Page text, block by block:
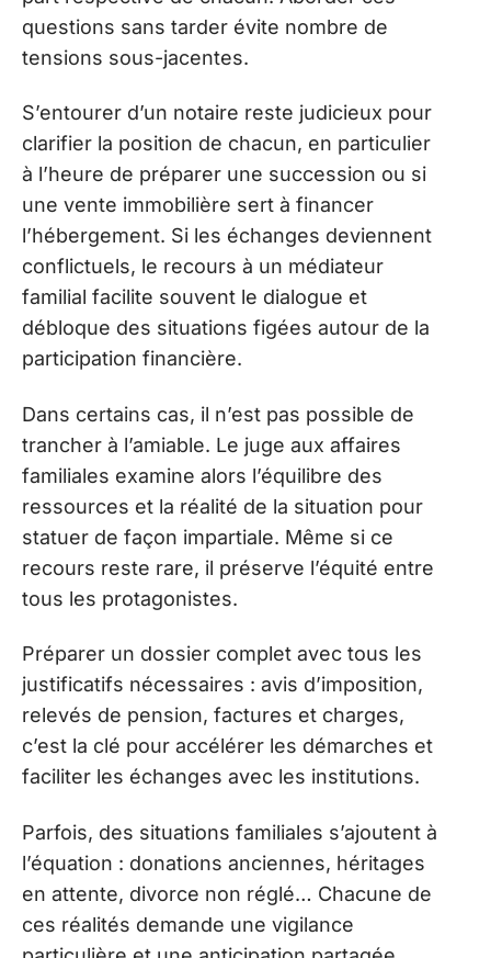
questions sans tarder évite nombre de
tensions sous-jacentes.
S’entourer d’un notaire reste judicieux pour
clarifier la position de chacun, en particulier
à l’heure de préparer une succession ou si
une vente immobilière sert à financer
l’hébergement. Si les échanges deviennent
conflictuels, le recours à un médiateur
familial facilite souvent le dialogue et
débloque des situations figées autour de la
participation financière.
Dans certains cas, il n’est pas possible de
trancher à l’amiable. Le juge aux affaires
familiales examine alors l’équilibre des
ressources et la réalité de la situation pour
statuer de façon impartiale. Même si ce
recours reste rare, il préserve l’équité entre
tous les protagonistes.
Préparer un dossier complet avec tous les
justificatifs nécessaires : avis d’imposition,
relevés de pension, factures et charges,
c’est la clé pour accélérer les démarches et
faciliter les échanges avec les institutions.
Parfois, des situations familiales s’ajoutent à
l’équation : donations anciennes, héritages
en attente, divorce non réglé… Chacune de
ces réalités demande une vigilance